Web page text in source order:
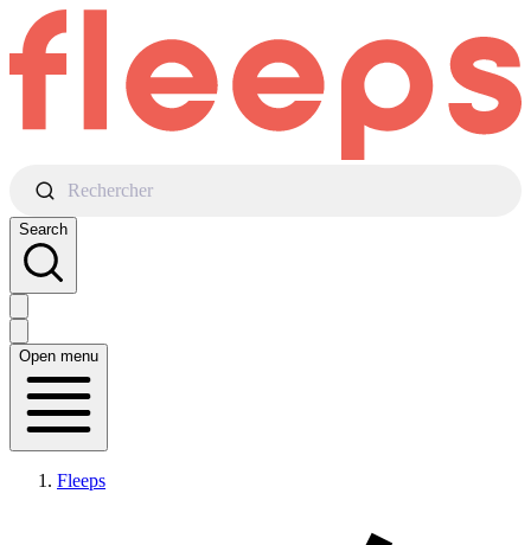
Rechercher
Search
Open menu
Fleeps